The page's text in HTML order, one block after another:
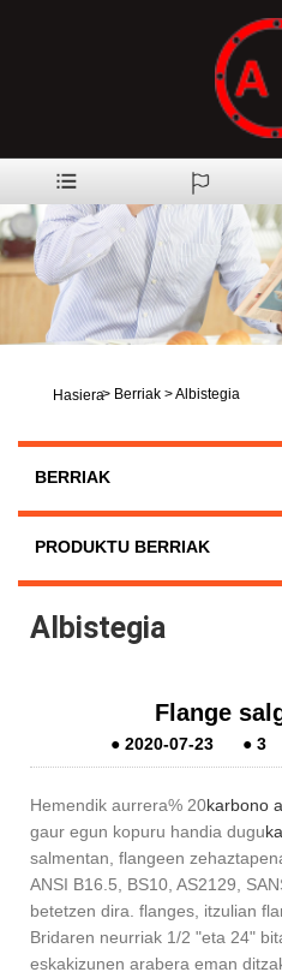
Hasiera> Berriak >Albistegia
BERRIAK
PRODUKTU BERRIAK
Albistegia
Flange
●2020-07-23 ●3
Hemendik aurrera% 20karbono
gaur egun kopuru handia dugu
salmentan, flangeen
ANSI B16.5, BS10, AS2129,
betetzen dira. flanges, itzulian
Bridaren neurriak 1/2 "eta 24"
eskakizunen arabera eman